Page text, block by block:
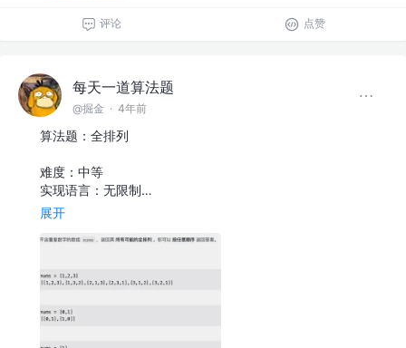
评论 点赞
每天一道算法题
@掘金 · 4年前
算法题：全排列
难度：中等
实现语言：无限制…
展开